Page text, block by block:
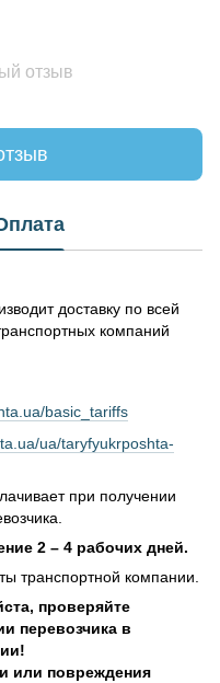
отзыв
доставку по всей
компаний
basic_tariffs
ua/taryfyukrposhta-
при получении
2 – 4 рабочих дней.
транспортной компании.
проверяйте
перевозчика в
или повреждения